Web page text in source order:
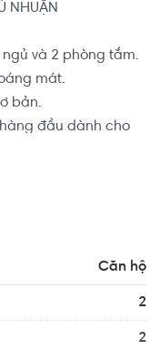
NHUẬN
và 2 phòng tắm.
mát.
bản.
đầu dành cho
trí hợp lý. Khu vực
học, siêu thị,
Văn hóa Phú
Căn hộ
2
2